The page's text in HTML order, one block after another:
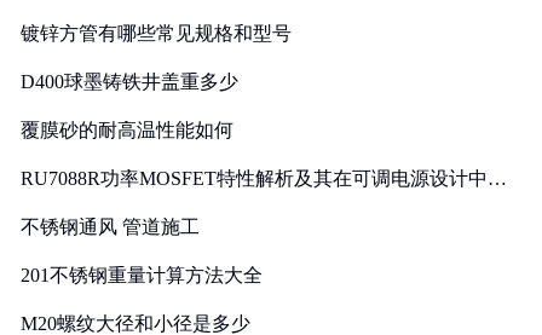
镀锌方管有哪些常见规格和型号
D400球墨铸铁井盖重多少
覆膜砂的耐高温性能如何
RU7088R功率MOSFET特性解析及其在可调电源设计中的
不锈钢通风 管道施工
201不锈钢重量计算方法大全
M20螺纹大径和小径是多少